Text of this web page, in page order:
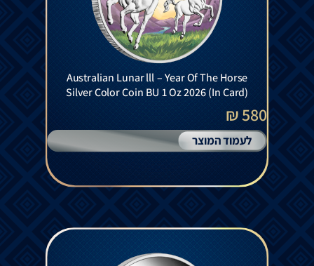
Australian Lunar lll – Year Of The Horse
Silver Color Coin BU 1 Oz 2026 (In Card)
580 ₪
לעמוד המוצר